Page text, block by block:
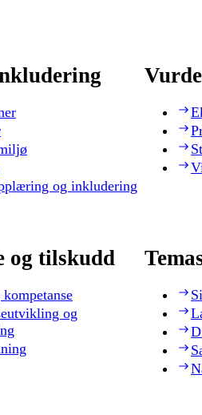
og inkludering
og tilskudd
og